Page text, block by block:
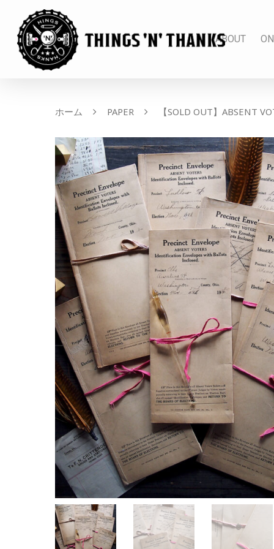
ABOUT
ホーム PAPER 【SOLD OUT】ABSENT